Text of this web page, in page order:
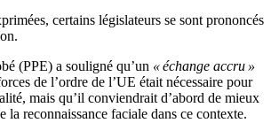
certains législateurs se sont prononcés
(PPE) a souligné qu’un « échange accru »
de l’ordre de l’UE était nécessaire pour
mais qu’il conviendrait d’abord de mieux
la reconnaissance faciale dans ce contexte.